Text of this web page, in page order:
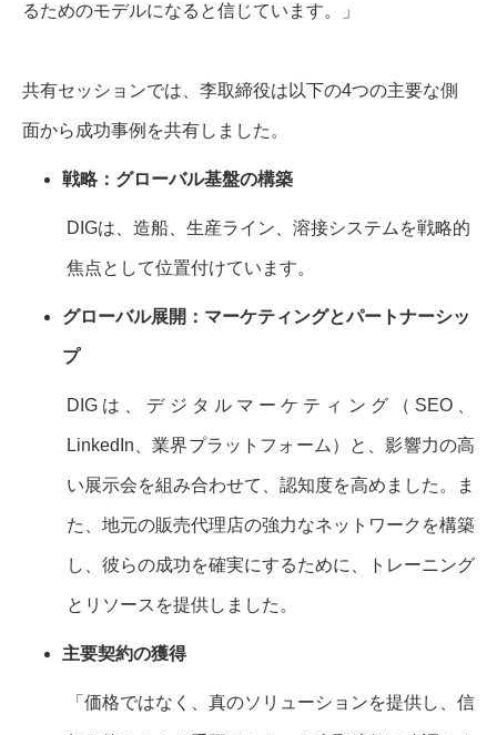
るためのモデルになると信じています。」
共有セッションでは、李取締役は以下の4つの主要な側
面から成功事例を共有しました。
戦略：グローバル基盤の構築
DIGは、造船、生産ライン、溶接システムを戦略的
焦点として位置付けています。
グローバル展開：マーケティングとパートナーシッ
プ
DIGは、デジタルマーケティング（SEO、
LinkedIn、業界プラットフォーム）と、影響力の高
い展示会を組み合わせて、認知度を高めました。ま
た、地元の販売代理店の強力なネットワークを構築
し、彼らの成功を確実にするために、トレーニング
とリソースを提供しました。
主要契約の獲得
「価格ではなく、真のソリューションを提供し、信